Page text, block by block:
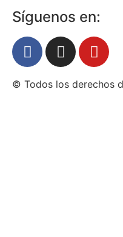
Síguenos en:
© Todos los derechos